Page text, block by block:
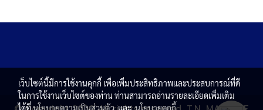
เว็บไซต์นี้มีการใช้งานคุกกี้ เพื่อเพิ่มประสิทธิภาพและประสบการณ์ที่ดี
ในการใช้งานเว็บไซต์ของท่าน ท่านสามารถอ่านรายละเอียดเพิ่มเติม
ได้ที่นโยบายความเป็นส่วนตัวและนโยบายคุกกี้